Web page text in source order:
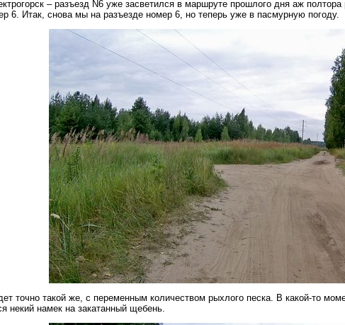
– разъезд N6 уже засветился в маршруте прошлого дня аж
6. Итак, снова мы на разъезде номер 6, но теперь уже в пасмурную погоду.
точно такой же, с переменным количеством рыхлого песка. В какой-то
некий намек на закатанный щебень.